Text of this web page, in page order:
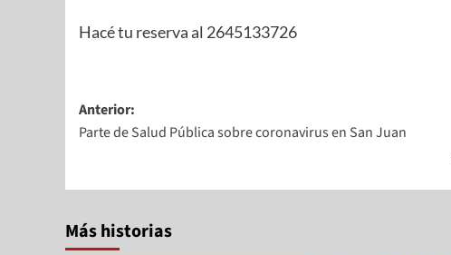
Hacé tu reserva al 2645133726
Anterior:
Parte de Salud Pública sobre coronavirus en San Juan
Más historias